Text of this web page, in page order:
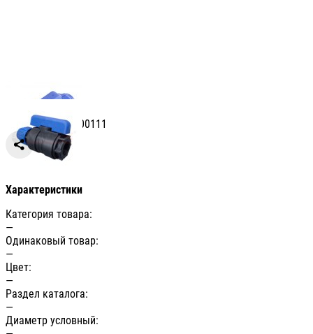
Артикул: УТ-00000111
Характеристики
Категория товара:
—
Одинаковый товар:
—
Цвет:
—
Раздел каталога:
—
Диаметр условный: